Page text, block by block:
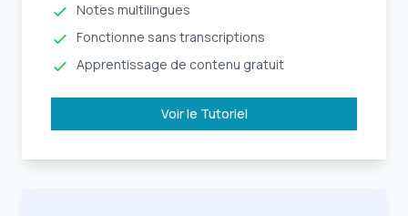
Notes multilingues
Fonctionne sans transcriptions
Apprentissage de contenu gratuit
Voir le Tutoriel